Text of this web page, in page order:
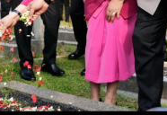
t
k
a
n
P
e
n